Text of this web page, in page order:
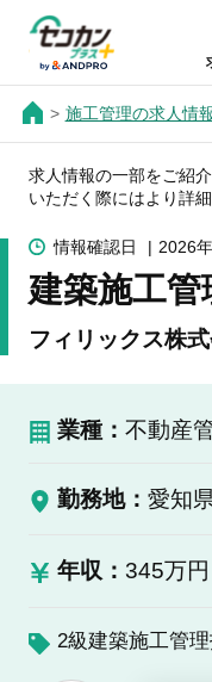
施工管理の求人情
求人情報の一部をご紹
いただく際にはより詳
情報確認日 2026
建築施工管
フィリックス株
業種： 不動産
勤務地： 愛知
年収： 345万
2級建築施工管